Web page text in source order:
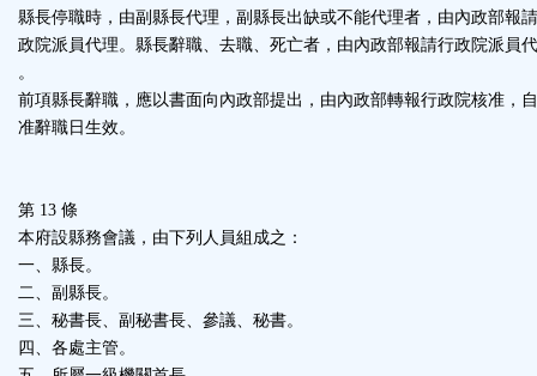
縣長停職時，由副縣長代理，副縣長出缺或不能代理者，由內政部報
政院派員代理。縣長辭職、去職、死亡者，由內政部報請行政院派員
。
前項縣長辭職，應以書面向內政部提出，由內政部轉報行政院核准，
准辭職日生效。
第 13 條
本府設縣務會議，由下列人員組成之：
一、縣長。
二、副縣長。
三、秘書長、副秘書長、參議、秘書。
四、各處主管。